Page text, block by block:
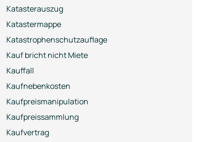
Katasterauszug
Katastermappe
Katastrophenschutzauflage
Kauf bricht nicht Miete
Kauffall
Kaufnebenkosten
Kaufpreismanipulation
Kaufpreissammlung
Kaufvertrag